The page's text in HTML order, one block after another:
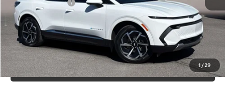
1 /29
Precio de Internet: $26,497
LLÁMANOS
HAZ UNA PREGUNTA